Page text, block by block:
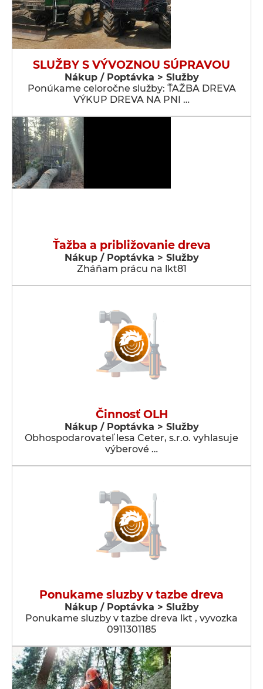
SLUŽBY S VÝVOZNOU SÚPRAVOU
Nákup / Poptávka > Služby
Ponúkame celoročne služby: ŤAŽBA DREVA
VÝKUP DREVA NA PNI …
Ťažba a približovanie dreva
Nákup / Poptávka > Služby
Zháňam prácu na lkt81
Činnosť OLH
Nákup / Poptávka > Služby
Obhospodarovateľ lesa Ceter, s.r.o. vyhlasuje
výberové …
Ponukame sluzby v tazbe dreva
Nákup / Poptávka > Služby
Ponukame sluzby v tazbe dreva lkt , vyvozka
0911301185